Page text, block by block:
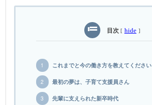
目次 [ hide ]
これまでと今の働き方を教えてください
最初の夢は、子育て支援員さん
先輩に支えられた新卒時代